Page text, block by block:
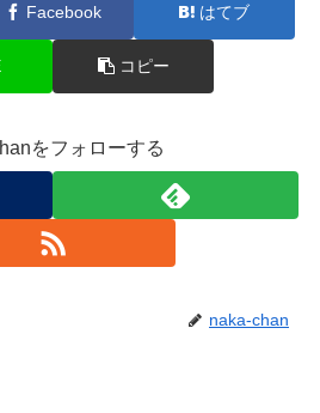
Facebook はてブ
コピー
をフォローする
naka-chan